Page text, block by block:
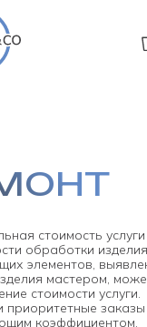
стоимость
обработки
элементов,
мастером,
стоимости услуги.
приоритетные
коэффициентом.